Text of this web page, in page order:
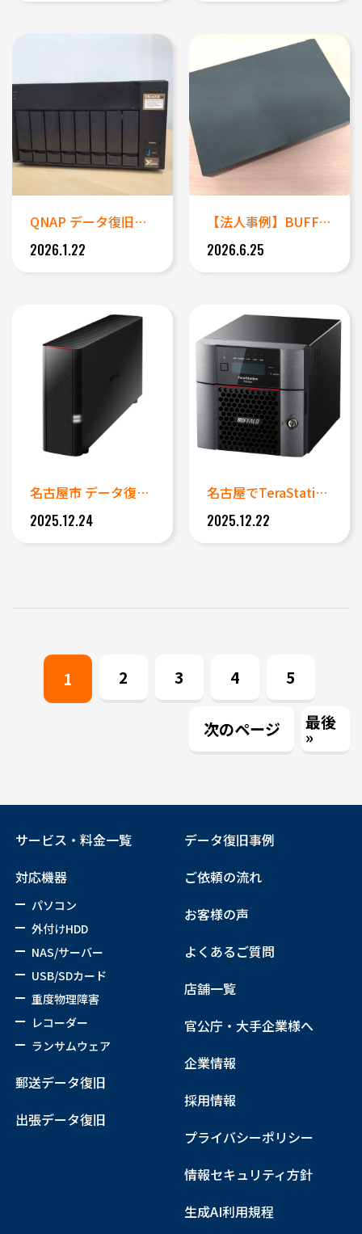
QNAP データ復旧事例：QN...
2026.1.22
【法人事例】BUFFALO 外...
2026.6.25
名古屋市 データ復旧事例｜BU...
2025.12.24
名古屋でTeraStation...
2025.12.22
1 2 3 4 5
次のページ 最後
»
サービス・料金一覧
対応機器
パソコン
外付けHDD
NAS/サーバー
USB/SDカード
重度物理障害
レコーダー
ランサムウェア
郵送データ復旧
出張データ復旧
データ復旧事例
ご依頼の流れ
お客様の声
よくあるご質問
店舗一覧
官公庁・大手企業様へ
企業情報
採用情報
プライバシーポリシー
情報セキュリティ方針
生成AI利用規程